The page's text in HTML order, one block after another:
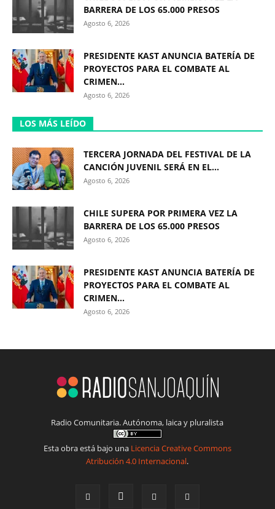
BARRERA DE LOS 65.000 PRESOS
Agosto 6, 2026
PRESIDENTE KAST ANUNCIA BATERÍA DE
PROYECTOS PARA EL COMBATE AL
CRIMEN...
Agosto 6, 2026
LOS MÁS LEÍDO
TERCERA JORNADA DEL FESTIVAL DE LA
CANCIÓN JUVENIL SERÁ EN EL...
Agosto 6, 2026
CHILE SUPERA POR PRIMERA VEZ LA
BARRERA DE LOS 65.000 PRESOS
Agosto 6, 2026
PRESIDENTE KAST ANUNCIA BATERÍA DE
PROYECTOS PARA EL COMBATE AL
CRIMEN...
Agosto 6, 2026
Radio Comunitaria. Autónoma, laica y pluralista
Esta obra está bajo una Licencia Creative Commons
Atribución 4.0 Internacional.